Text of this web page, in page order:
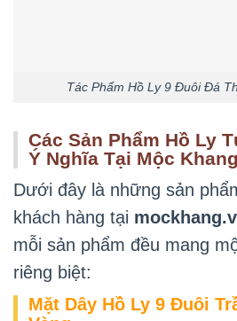
Tác Phẩm Hồ Ly 9 Đuôi Đá
Các Sản Phẩm Hồ Ly
Ý Nghĩa Tại Mộc Khang
Dưới đây là những sản
khách hàng tại
mỗi sản phẩm đều mang
riêng biệt:
Mặt Dây Hồ Ly 9 Đuôi